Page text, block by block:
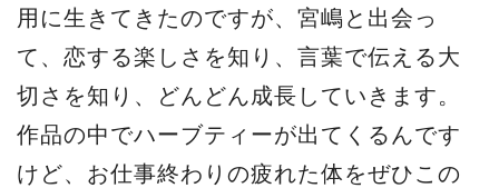
用に生きてきたのですが、宮嶋と出会っ
て、恋する楽しさを知り、言葉で伝える大
切さを知り、どんどん成長していきます。
作品の中でハーブティーが出てくるんです
けど、お仕事終わりの疲れた体をぜひこの